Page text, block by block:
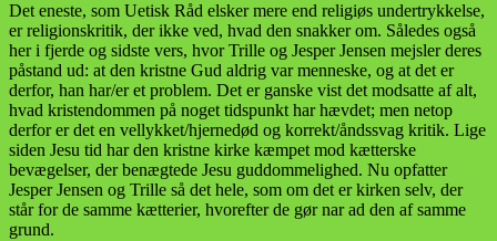
Det eneste, som Uetisk Råd elsker mere end religiøs undertrykkelse,
er religionskritik, der ikke ved, hvad den snakker om. Således også
her i fjerde og sidste vers, hvor Trille og Jesper Jensen mejsler deres
påstand ud: at den kristne Gud aldrig var menneske, og at det er
derfor, han har/er et problem. Det er ganske vist det modsatte af alt,
hvad kristendommen på noget tidspunkt har hævdet; men netop
derfor er det en vellykket/hjernedød og korrekt/åndssvag kritik. Lige
siden Jesu tid har den kristne kirke kæmpet mod kætterske
bevægelser, der benægtede Jesu guddommelighed. Nu opfatter
Jesper Jensen og Trille så det hele, som om det er kirken selv, der
står for de samme kætterier, hvorefter de gør nar ad den af samme
grund.